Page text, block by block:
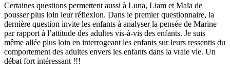
Certaines questions permettent aussi à Luna, Liam et Maïa de
pousser plus loin leur réflexion. Dans le premier questionnaire, la
dernière question invite les enfants à analyser la pensée de Marine
par rapport à l’attitude des adultes vis-à-vis des enfants. Je suis
même allée plus loin en interrogeant les enfants sur leurs ressentis du
comportement des adultes envers les enfants dans la vraie vie. Un
débat fort intéressant !!!